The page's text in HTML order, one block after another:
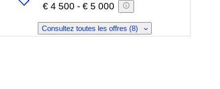
€ 4 500 - € 5 000
Consultez toutes les offres (8)